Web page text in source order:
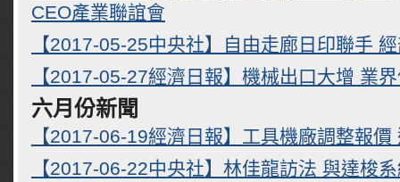
CEO產業聯誼會
【2017-05-25中央社】自由走廊日印聯手
【2017-05-27經濟日報】機械出口大增 業
六月份新聞
【2017-06-19經濟日報】工具機廠調整報價
【2017-06-22中央社】林佳龍訪法 與達梭